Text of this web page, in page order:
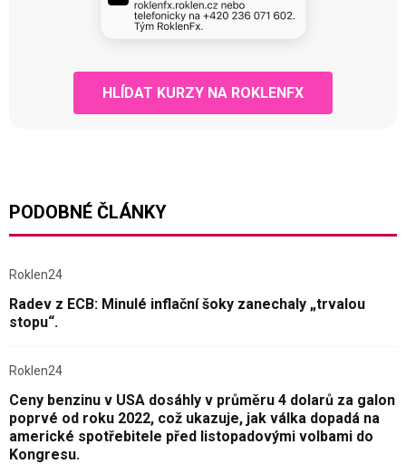
HLÍDAT KURZY NA ROKLENFX
PODOBNÉ ČLÁNKY
Roklen24
Radev z ECB: Minulé inflační šoky zanechaly „trvalou
stopu“.
Roklen24
Ceny benzinu v USA dosáhly v průměru 4 dolarů za galon
poprvé od roku 2022, což ukazuje, jak válka dopadá na
americké spotřebitele před listopadovými volbami do
Kongresu.